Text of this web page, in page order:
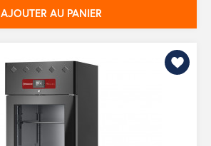
AJOUTER AU PANIER